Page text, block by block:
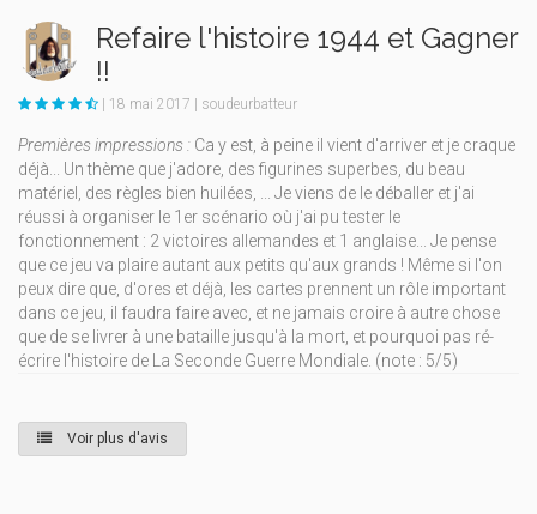
Refaire l'histoire 1944 et Gagner
!!
| 18 mai 2017 | soudeurbatteur
Premières impressions : Ca y est, à peine il vient d'arriver et je craque
déjà... Un thème que j'adore, des figurines superbes, du beau
matériel, des règles bien huilées, ... Je viens de le déballer et j'ai
réussi à organiser le 1er scénario où j'ai pu tester le
fonctionnement : 2 victoires allemandes et 1 anglaise... Je pense
que ce jeu va plaire autant aux petits qu'aux grands ! Même si l'on
peux dire que, d'ores et déjà, les cartes prennent un rôle important
dans ce jeu, il faudra faire avec, et ne jamais croire à autre chose
que de se livrer à une bataille jusqu'à la mort, et pourquoi pas ré-
écrire l'histoire de La Seconde Guerre Mondiale. (note : 5/5)
Voir plus d'avis